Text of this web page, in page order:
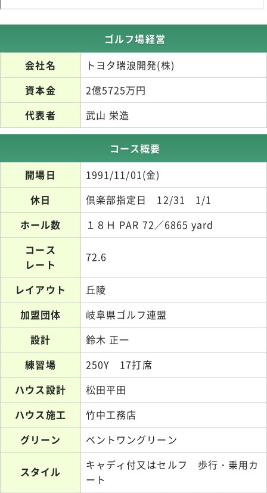
ゴルフ場経営
会社名
トヨタ瑞浪開発(株)
資本金
2億5725万円
代表者
武山 栄造
コース概要
開場日
1991/11/01(金)
休日
倶楽部指定日 12/31 1/1
ホール数
１８Ｈ PAR 72／6865 yard
コース
レート
72.6
レイアウト
丘陵
加盟団体
岐阜県ゴルフ連盟
設計
鈴木 正一
練習場
250Y 17打席
ハウス設計
松田平田
ハウス施工
竹中工務店
グリーン
ベントワングリーン
スタイル
キャディ付又はセルフ 歩行・乗用カ
ート